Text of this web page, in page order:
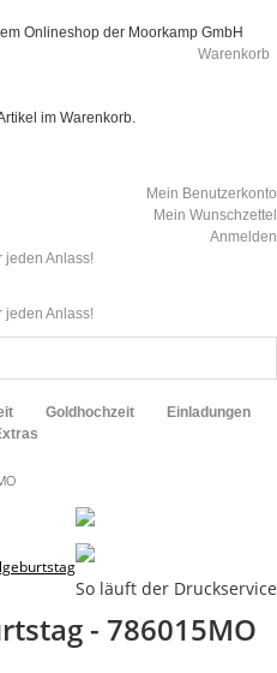
Onlineshop der Moorkamp GmbH
Warenkorb
im Warenkorb.
Mein Benutzerkonto
Mein Wunschzettel
Anmelden
Goldhochzeit
Einladungen
- 786015MO
So läuft der Druckservice